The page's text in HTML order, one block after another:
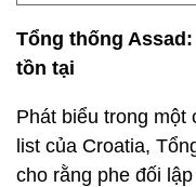
Tổng thống Assad :
tồn tại
Phát biểu trong một
list của Croatia,
cho rằng phe đối